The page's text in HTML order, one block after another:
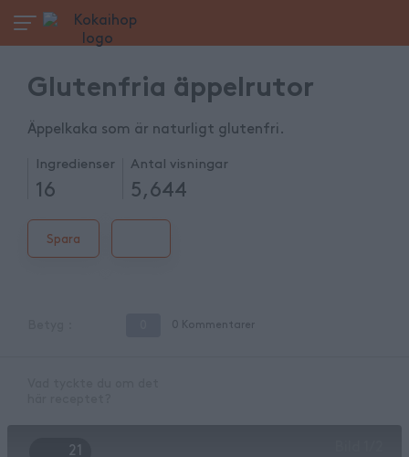
Glutenfria äppelrutor
Äppelkaka som är naturligt glutenfri.
Ingredienser
16
Antal visningar
5,644
Spara
Kommentarer
21